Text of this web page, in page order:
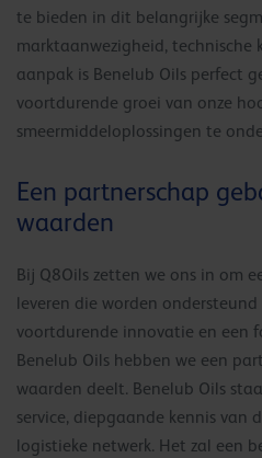
te bieden in dit belangrijke
marktaanwezigheid, technische
aanpak is Benelub Oils perfect
voortdurende groei van onze
smeermiddeloplossingen te
Een partnerschap
waarden
Bij Q8Oils zetten we ons in om
leveren die worden
voortdurende innovatie en een
Benelub Oils hebben we een
waarden deelt. Benelub Oils
service, diepgaande kennis van
logistieke netwerk. Het zal een